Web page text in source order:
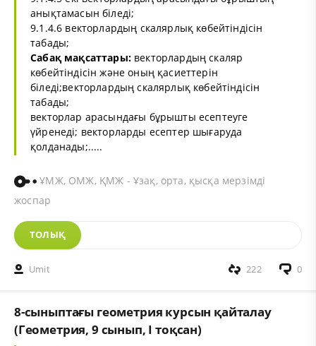
анықтамасын біледі;
9.1.4.6 векторлардың скалярлық көбейтіндісін
табады;
Сабақ мақсаттары:векторлардың скаляр
көбейтіндісін және оның қасиеттерін
біледі;векторлардың скалярлық көбейтіндісін
табады;
векторлар арасындағы бұрышты есептеуге
үйренеді; векторларды есептер шығаруда
қолданады;.....
ҰМЖ, ОМЖ, ҚМЖ - Ұзақ, орта, қысқа мерзімді
жоспар
ТОЛЫҚ
Umit 0
222
8-сыныптағы геометрия курсын қайталау
(Геометрия, 9 сынып, I тоқсан)